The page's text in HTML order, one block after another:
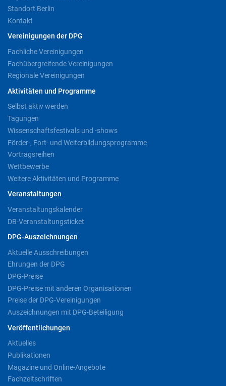
Standort Berlin
Kontakt
Vereinigungen der DPG
Fachliche Vereinigungen
Fachübergreifende Vereinigungen
Regionale Vereinigungen
Aktivitäten und Programme
Selbst aktiv werden
Tagungen
Wissenschaftsfestivals und -shows
Förder-, Fort- und Weiterbildungsprogramme
Vortragsreihen
Wettbewerbe
Weitere Aktivitäten und Programme
Veranstaltungen
Veranstaltungskalender
DB-Veranstaltungsticket
DPG-Auszeichnungen
Aktuelle Ausschreibungen
Ehrungen der DPG
DPG-Preise
DPG-Preise mit anderen Organisationen
Preise der DPG-Vereinigungen
Auszeichnungen mit DPG-Beteiligung
Veröffentlichungen
Aktuelles
Publikationen
Magazine und Online-Angebote
Fachzeitschriften